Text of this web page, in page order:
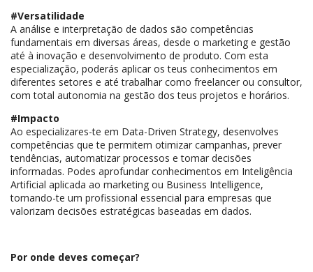
#Versatilidade
A análise e interpretação de dados são competências
fundamentais em diversas áreas, desde o marketing e gestão
até à inovação e desenvolvimento de produto. Com esta
especialização, poderás aplicar os teus conhecimentos em
diferentes setores e até trabalhar como freelancer ou consultor,
com total autonomia na gestão dos teus projetos e horários.
#Impacto
Ao especializares-te em Data-Driven Strategy, desenvolves
competências que te permitem otimizar campanhas, prever
tendências, automatizar processos e tomar decisões
informadas. Podes aprofundar conhecimentos em Inteligência
Artificial aplicada ao marketing ou Business Intelligence,
tornando-te um profissional essencial para empresas que
valorizam decisões estratégicas baseadas em dados.
Por onde deves começar?